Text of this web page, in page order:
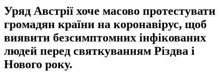
Уряд Австрії хоче масово протестувати
громадян країни на коронавірус, щоб
виявити безсимптомних інфікованих
людей перед святкуванням Різдва і
Нового року.